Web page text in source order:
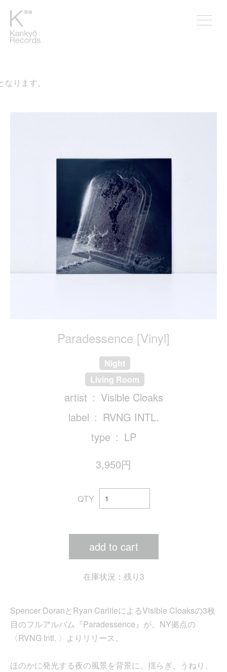
ます。
Paradessence [Vinyl]
Night
Living Room
artist
Visible Cloaks
label
RVNG INTL.
type
LP
3,950円
QTY
add to cart
在庫状況：残り3
Spencer DoranとRyan CarlileによるVisible Cloaksの3枚
目のフルアルバム『Paradessence』が、NY拠点の
〈RVNG Intl. 〉よりリリース。
ほのかに発光する夜の風景を背景に、揺らぎ、うねり、